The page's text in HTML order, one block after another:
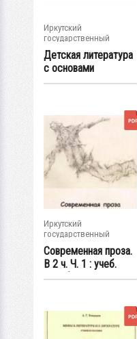
Иркутский
государственный
университет
Детская литература
с основами
литературоведения...
Иркутский
государственный
университет
Современная проза.
В 2 ч. Ч. 1 : учеб.
пособие